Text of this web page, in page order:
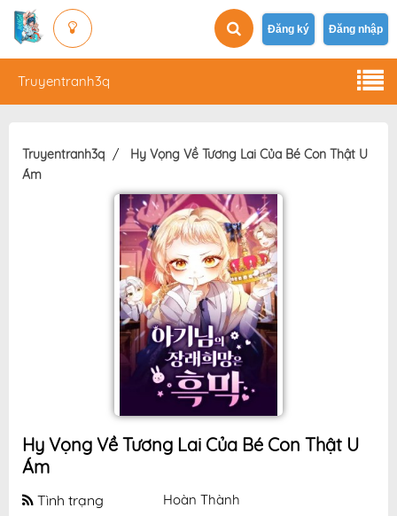
Đăng ký Đăng nhập
Truyentranh3q
Truyentranh3q
Hy Vọng Về Tương Lai Của Bé Con Thật U
Ám
Hy Vọng Về Tương Lai Của Bé Con Thật U
Ám
Tình trạng Hoàn Thành